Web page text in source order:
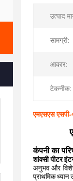
उत्पाद
सामग्री:
आकार:
टेकनीक:
एमएसएस
कंपनी का
शांक्सी पीटर
अनुभव और
प्राथमिक